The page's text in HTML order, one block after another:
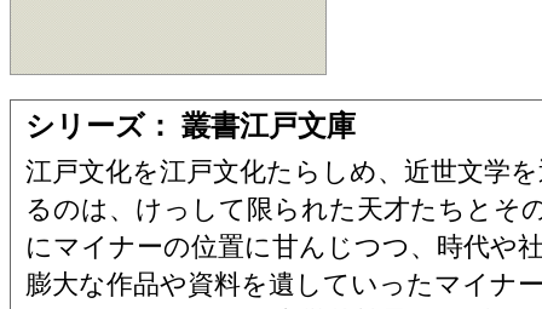
シリーズ： 叢書江戸文庫
江戸文化を江戸文化たらしめ、近世文学
るのは、けっして限られた天才たちとそ
にマイナーの位置に甘んじつつ、時代や
膨大な作品や資料を遺していったマイナ